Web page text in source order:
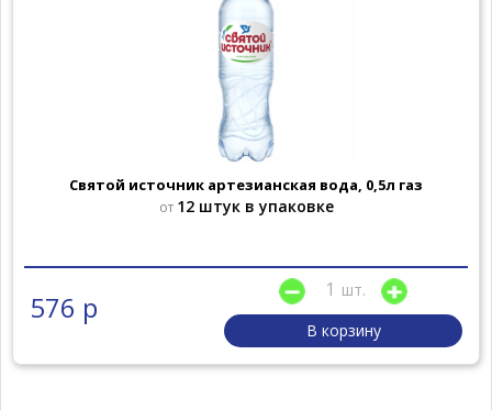
Святой источник артезианская вода, 0,5л газ
от 12 штук в упаковке
576 р
шт.
В корзину